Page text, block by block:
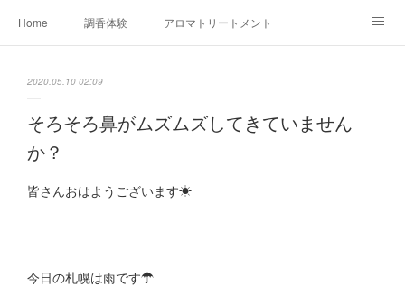
Home 調香体験 アロマトリートメントMenu
Ameblo
2020.05.10 02:09
そろそろ鼻がムズムズしてきていません
か？
皆さんおはようございます☀
今日の札幌は雨です☂